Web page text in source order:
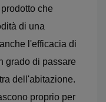
che
di una
anche l'efficacia di
grado di passare
dell'abitazione.
proprio per